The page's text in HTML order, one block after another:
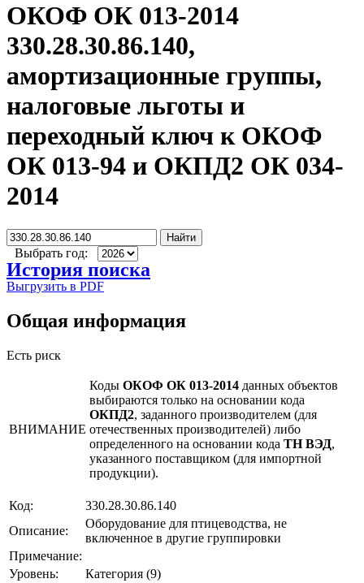
ОКОФ ОК 013-2014
330.28.30.86.140,
амортизационные группы,
налоговые льготы и
переходный ключ к ОКОФ
ОК 013-94 и ОКПД2 ОК 034-
2014
Найти
Выбрать год:
История поиска
Выгрузить в PDF
Общая информация
Есть риск
ВНИМАНИЕ
Коды ОКОФ ОК 013-2014 данных объектов
выбираются только на основании кода
ОКПД2, заданного производителем (для
отечественных производителей) либо
определенного на основании кода ТН ВЭД,
указанного поставщиком (для импортной
продукции).
Код:
330.28.30.86.140
Описание:
Оборудование для птицеводства, не
включенное в другие группировки
Примечание:
Уровень:
Категория (9)